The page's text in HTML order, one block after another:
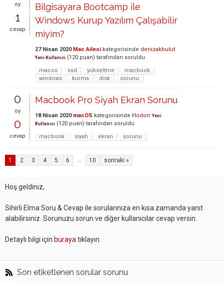
oy
1
cevap
Bilgisayara Bootcamp ile
Windows Kurup Yazılım Çalışabilir
miyim?
27 Nisan 2020 Mac Ailesi kategorisinde denizakbulut
Yeni Kullanıcı (120 puan) tarafından soruldu
macos
ssd yükseltme
macbook
windows
kurma disk sorunu
0
oy
0
cevap
Macbook Pro Siyah Ekran Sorunu
18 Nisan 2020 macOS kategorisinde Hodorr Yeni
Kullanıcı (120 puan) tarafından soruldu
macbook
siyah ekran sorunu
1 2 3 4 5 6 ... 10 sonraki »
Hoş geldiniz,
Sihirli Elma Soru & Cevap ile sorularınıza en kısa zamanda yanıt
alabilirsiniz. Sorunuzu sorun ve diğer kullanıcılar cevap versin.
Detaylı bilgi için buraya tıklayın.
Son etiketlenen sorular sorunu